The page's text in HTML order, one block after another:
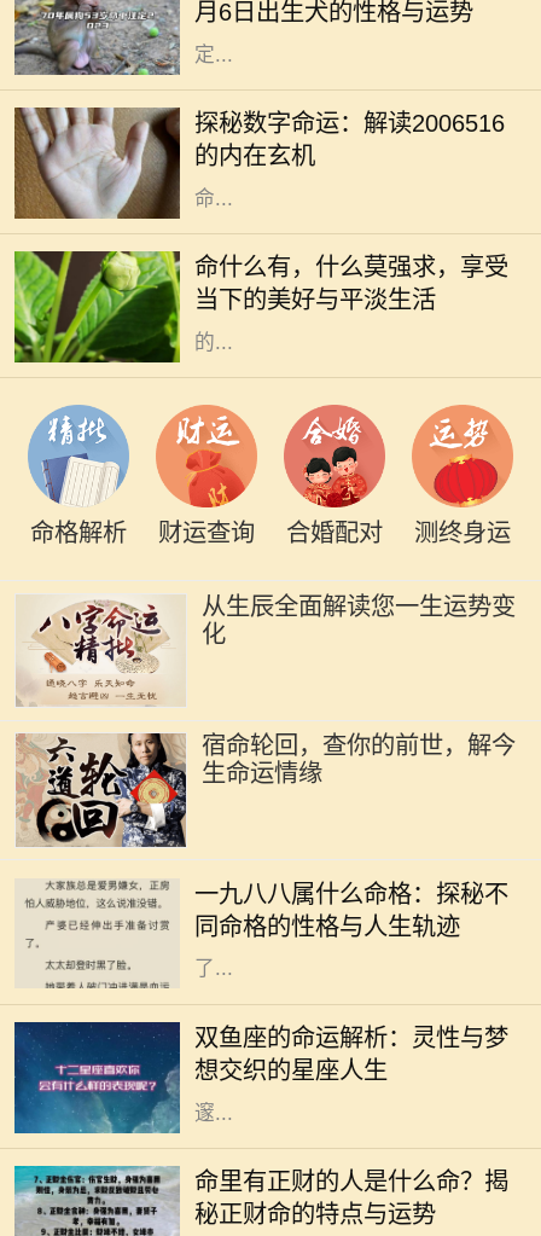
月6日出生犬的性格与运势
着忠诚与守护。尤其是对于那些在特
定...
探秘数字命运：解读2006516
的内在玄机
在中华传统文化中，数字不仅仅是数
学符号，更是承载着丰富意义和神秘
力量的象征。数字命理学，作为一种
有趣且古老的智慧，帮助人们解析生
命...
命什么有，什么莫强求，享受
当下的美好与平淡生活
在生活的长河中，我们常常被各种期
待、梦想和理想所驱动。我们为了追
求所谓的成功与幸福而不断努力，但
往往在这个过程中，却忽视了最重要
的...
命格解析 财运查询 合婚配对 测终身运
从生辰全面解读您一生运势变
化
宿命轮回，查你的前世，解今
生命运情缘
一九八八属什么命格：探秘不
同命格的性格与人生轨迹
中国传统命理中的龙年。按照五行理
论，戊辰年对应的五行是土，这为出
生在这一年的朋友们的命格特征奠定
了...
双鱼座的命运解析：灵性与梦
想交织的星座人生
双鱼座，作为十二星座中的最后一个
星座，象征着无尽的灵性与感性。双
鱼座的人通常极具同情心，对周围人
的情感极为敏感，他们像海洋一般深
邃...
命里有正财的人是什么命？揭
秘正财命的特点与运势
命理学是古老而智慧的学问，它通过
分析个人的生辰八字来解读一个人的
命运与性格。在众多命理特征中，正
财命备受关注。正财作为一种命格，